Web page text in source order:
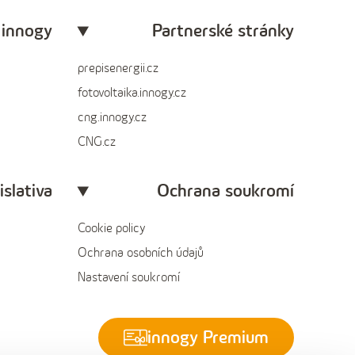
Partnerské stránky
prepisenergii.cz
fotovoltaika.innogy.cz
cng.innogy.cz
CNG.cz
Ochrana soukromí
Cookie policy
Ochrana osobních údajů
Nastavení soukromí
innogy Premium